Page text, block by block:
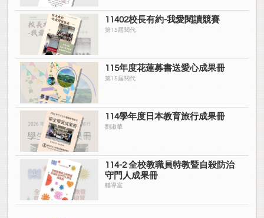
11402校長有約-我愛閱讀競賽
第15屆閱代
115年度花蓮募書送愛心成果冊
第15屆閱代
114學年度日本教育旅行成果冊
劉淑華
114-2 全校教職員特教暨自殺防治
守門人成果冊
輔導室